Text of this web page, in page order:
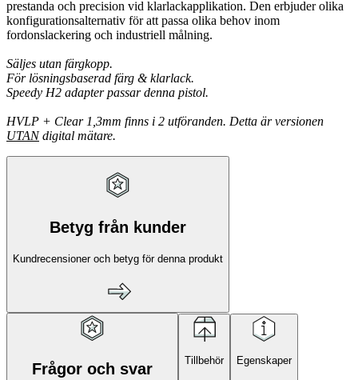
prestanda och precision vid klarlackapplikation. Den erbjuder olika
konfigurationsalternativ för att passa olika behov inom
fordonslackering och industriell målning.
Säljes utan färgkopp.
För lösningsbaserad färg & klarlack.
Speedy H2 adapter passar denna pistol.
HVLP + Clear 1,3mm finns i 2 utföranden. Detta är versionen
UTANdigital mätare.
Betyg från kunder
Kundrecensioner och betyg för denna produkt
Frågor och svar
Tillbehör Egenskaper